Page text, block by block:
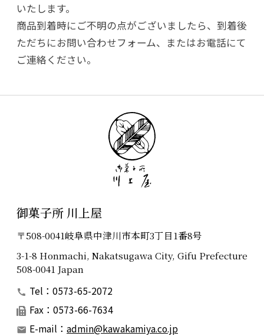
いたします。
商品到着時にご不明の点がございましたら、到着後
ただちにお問い合わせフォーム、またはお電話にて
ご連絡ください。
御菓子所 川上屋
〒508-0041岐阜県中津川市本町3丁目1番8号
3-1-8 Honmachi, Nakatsugawa City, Gifu Prefecture
508-0041 Japan
Tel：0573-65-2072
Fax：0573-66-7634
E-mail： admin@kawakamiya.co.jp